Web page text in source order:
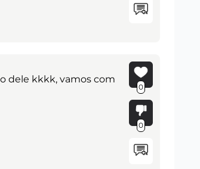
dele kkkk, vamos com
0
0